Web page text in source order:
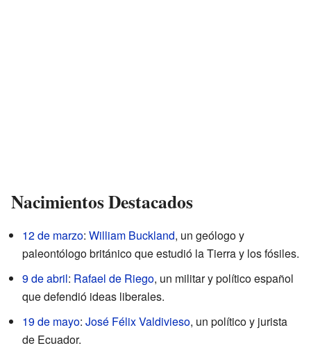
Nacimientos Destacados
12 de marzo: William Buckland, un geólogo y
paleontólogo británico que estudió la Tierra y los fósiles.
9 de abril: Rafael de Riego, un militar y político español
que defendió ideas liberales.
19 de mayo: José Félix Valdivieso, un político y jurista
de Ecuador.